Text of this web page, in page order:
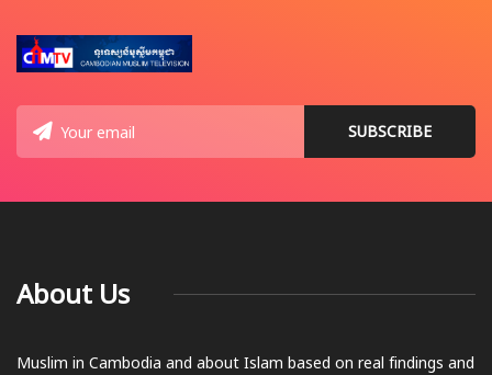
About Us
Muslim in Cambodia and about Islam based on real findings and